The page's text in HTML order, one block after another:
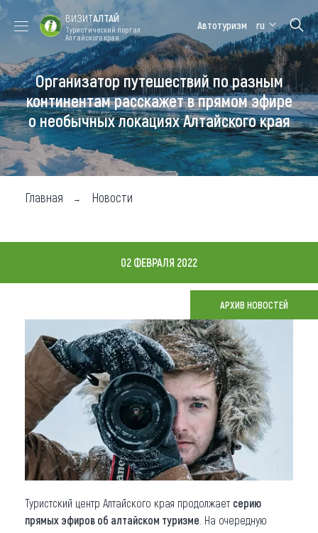
Форум VISIT
ALTAI
Цветение
маральника
Медицинский
форум
Алтайская
зимовка
Туры
Где побывать
Чем заняться
Карта
Что привезти (сувениры)
О регионе
Коллекция впечатлений
Другие рубрики
ВИЗИТАЛТАЙ
Туристический портал
Алтайского края
Автотуризм ru
Организатор путешествий по разным
континентам расскажет в прямом эфире
о необычных локациях Алтайского края
Главная Новости
02 ФЕВРАЛЯ 2022
АРХИВ НОВОСТЕЙ
Туристский центр Алтайского края продолжает серию
прямых эфиров об алтайском туризме . На очередную